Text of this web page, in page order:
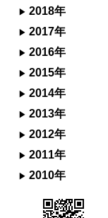
2018年
2017年
2016年
2015年
2014年
2013年
2012年
2011年
2010年